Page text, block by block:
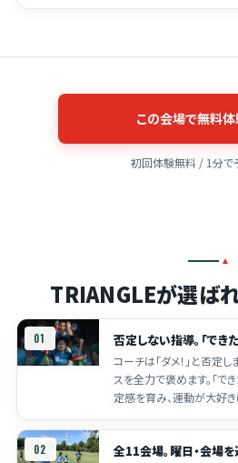
この会場で無料
初回体験無料 / 1分で
TRIANGLEが選ば
01 否定しない指導。「できた
コーチは「ダメ！」と否定
スを全力で褒めます。「で
定感を育み、運動が大好き
02 全11会場。曜日・会場を